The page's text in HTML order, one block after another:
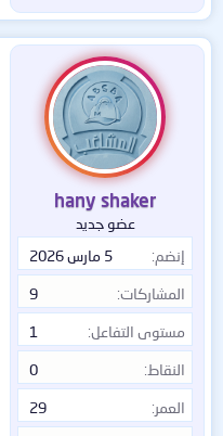
hany shaker
عضو جديد
إنضم
5 مارس 2026
المشاركات 9
مستوى التفاعل 1
النقاط 0
العمر 29